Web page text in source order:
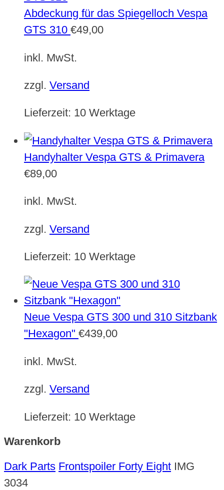
Abdeckung für das Spiegelloch Vespa
GTS 310 €49,00
inkl. MwSt.
zzgl. Versand
Lieferzeit: 10 Werktage
Handyhalter Vespa GTS & Primavera
€89,00
inkl. MwSt.
zzgl. Versand
Lieferzeit: 10 Werktage
Neue Vespa GTS 300 und 310 Sitzbank
"Hexagon" €439,00
inkl. MwSt.
zzgl. Versand
Lieferzeit: 10 Werktage
Warenkorb
Dark Parts Frontspoiler Forty Eight IMG
3034